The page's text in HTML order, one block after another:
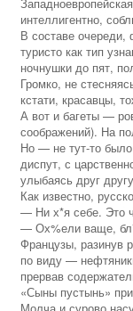
интеллигентно,
В составе
туристо как тип
ночнушки до пят,
Громко, не
кстати, красавцы,
А вот и багеты —
соображений). На
Но — не тут-то
диспут, с
улыбаясь друг
Как известно,
— Ни х*я себе. Это
— Ох%ели ваще,
Французы, разинув
по виду —
прервав
«Сыны пустынь»